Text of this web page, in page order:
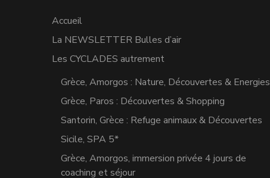
Accueil
La NEWSLETTER Bulles d’air
Les CYCLADES autrement
Grèce, Amorgos : Nature, Découvertes & Energies
Grèce, Paros : Découvertes & Shopping
Santorin, Grèce : Refuge animaux & Découvertes
Sicile, SPA 5*
Grèce, Amorgos, immersion privée 4 jours de
coaching et séjour